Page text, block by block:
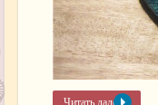
Читать далее »